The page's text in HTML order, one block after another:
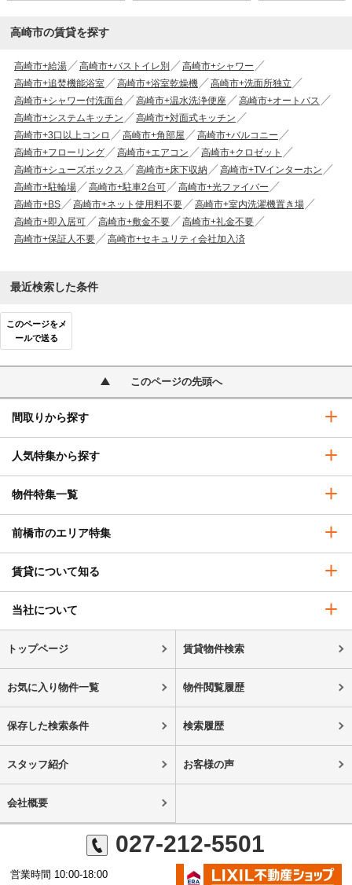
高崎市の賃貸を探す
高崎市+給湯 高崎市+バストイレ別
高崎市+シャワー
高崎市+追焚機能浴室
高崎市+浴室乾燥機
高崎市+洗面所独立
高崎市+シャワー付洗面台
高崎市+温水洗浄便座
高崎市+オートバス
高崎市+システムキッチン
高崎市+対面式キッチン
高崎市+3口以上コンロ
高崎市+角部屋
高崎市+バルコニー
高崎市+フローリング
高崎市+エアコン
高崎市+クロゼット
高崎市+シューズボックス
高崎市+床下収納
高崎市+TVインターホン
高崎市+駐輪場
高崎市+駐車2台可
高崎市+光ファイバー
高崎市+BS
高崎市+ネット使用料不要
高崎市+室内洗濯機置き場
高崎市+即入居可
高崎市+敷金不要
高崎市+礼金不要
高崎市+保証人不要
高崎市+セキュリティ会社加入済
最近検索した条件
このページをメ
ールで送る
このページの先頭へ
間取りから探す
人気特集から探す
物件特集一覧
前橋市のエリア特集
賃貸について知る
当社について
トップページ 賃貸物件検索
お気に入り物件一覧 物件閲覧履歴
保存した検索条件 検索履歴
スタッフ紹介 お客様の声
会社概要
027-212-5501
営業時間 10:00-18:00